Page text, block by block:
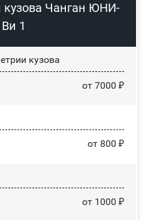
кузова Чанган ЮНИ-
Ви 1
кузова
от 7000 ₽
от 800 ₽
от 1000 ₽